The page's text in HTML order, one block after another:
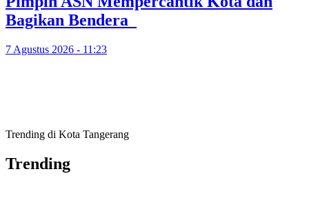
Bagikan Bendera
7 Agustus 2026 - 11:23
Trending di Kota Tangerang
Trending